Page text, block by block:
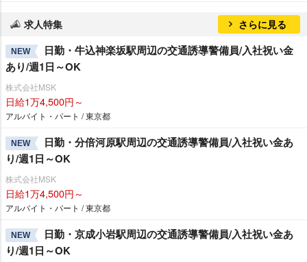
求人特集 さらに見る
NEW
日勤・牛込神楽坂駅周辺の交通誘導警備員/入社祝い金
あり/週1日～OK
株式会社MSK
日給1万4,500円～
アルバイト・パート / 東京都
NEW
日勤・分倍河原駅周辺の交通誘導警備員/入社祝い金あ
り/週1日～OK
株式会社MSK
日給1万4,500円～
アルバイト・パート / 東京都
NEW
日勤・京成小岩駅周辺の交通誘導警備員/入社祝い金あ
り/週1日～OK